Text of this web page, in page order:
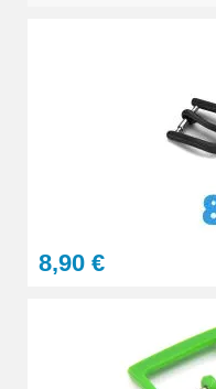
8,90 €